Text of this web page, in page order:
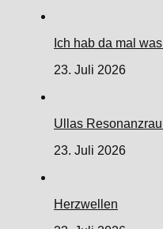
Ich hab da mal
23. Juli 2026
Ullas
23. Juli 2026
Herzwellen